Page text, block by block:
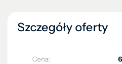
Szczegóły oferty
Cena: